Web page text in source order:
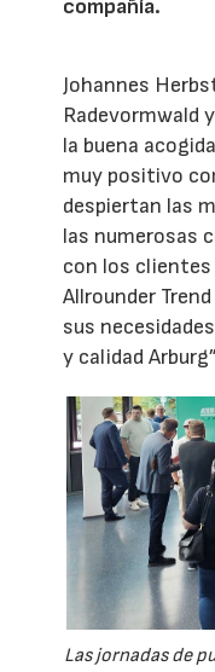
compañía.
Johannes
Radevormwald
la buena
muy positivo
despiertan las
las numerosas
con los clientes
Allrounder
sus
y calidad
Las jornadas de